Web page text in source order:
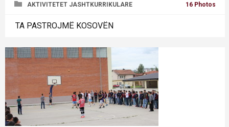
AKTIVITETET JASHTKURRIKULARE 16 Photos
TA PASTROJMË KOSOVËN